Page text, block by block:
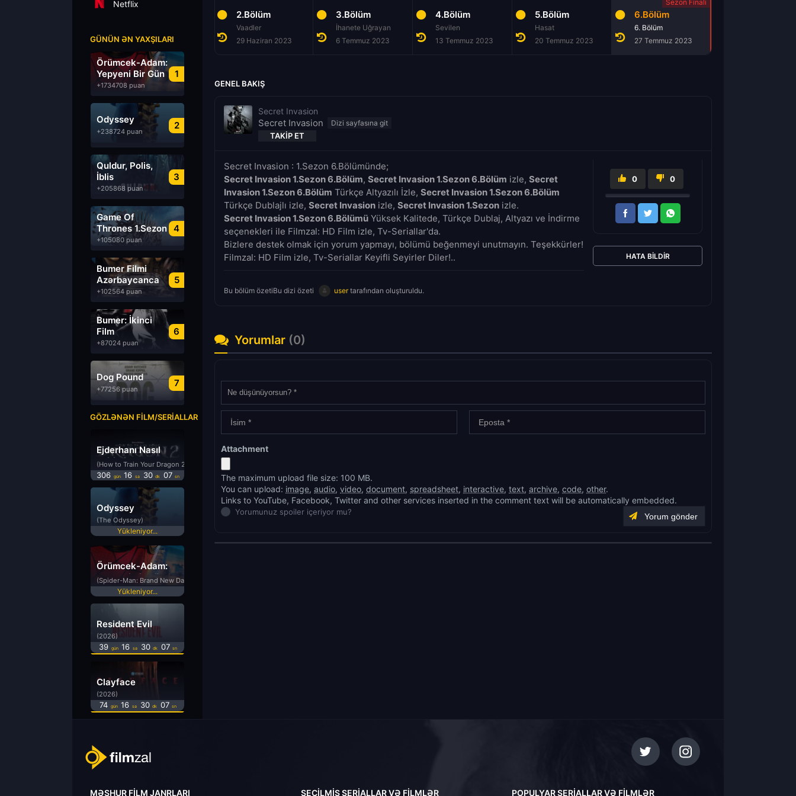
Netflix
GÜNÜN ƏN YAXŞILARI
1
Örümcek-Adam:
Yepyeni Bir Gün
+1734708 puan
2
Odyssey
+238724 puan
3
Quldur, Polis,
İblis
+205868 puan
4
Game Of
Thrones 1.Sezon
Türkçe Dublaj
izle
+105080 puan
5
Bumer Filmi
Azərbaycanca
Dublyaj izle
+102564 puan
6
Bumer: İkinci
Film
Azərbaycanca
Dublyaj izle
+87024 puan
7
Dog Pound
+77256 puan
GÖZLƏNƏN FILM/SERIALLAR
Ejderhanı Nasıl
Eğitirsin 2
(How to Train Your Dragon 2)
306 gün 16 sa 30 dk 07 sn
Odyssey
(The Odyssey)
Yükleniyor...
Örümcek-Adam:
Yepyeni Bir Gün
(Spider-Man: Brand New Day)
Yükleniyor...
Resident Evil
(2026)
39 gün 16 sa 30 dk 07 sn
Clayface
(2026)
74 gün 16 sa 30 dk 07 sn
22 Haziran 2023
2.Bölüm
Vaadler
29 Haziran 2023
3.Bölüm
İhanete Uğrayan
6 Temmuz 2023
4.Bölüm
Sevilen
13 Temmuz 2023
5.Bölüm
Hasat
20 Temmuz 2023
6.Bölüm
6. Bölüm
27 Temmuz 2023
GENEL BAKIŞ
Secret Invasion
Secret Invasion
TAKIP ET
Secret Invasion : 1.Sezon 6.Bölümünde;
Secret Invasion 1.Sezon 6.Bölüm, Secret Invasion 1.Sezon 6.Bölüm izle, Secret
Invasion 1.Sezon 6.Bölüm Türkçe Altyazılı İzle, Secret Invasion 1.Sezon 6.Bölüm
Türkçe Dublajlı izle, Secret Invasion izle, Secret Invasion 1.Sezon izle.
Secret Invasion 1.Sezon 6.Bölümü Yüksek Kalitede, Türkçe Dublaj, Altyazı ve İndirme
seçenekleri ile Filmzal: HD Film izle, Tv-Seriallar'da.
Bizlere destek olmak için yorum yapmayı, bölümü beğenmeyi unutmayın. Teşekkürler!
Filmzal: HD Film izle, Tv-Seriallar Keyifli Seyirler Diler!..
Bu bölüm özetiBu dizi özeti usertarafından oluşturuldu.
0 0
HATA BILDIR
Yorumlar (0)
Attachment
The maximum upload file size: 100 MB.
You can upload: image, audio, video, document, spreadsheet, interactive, text, archive, code, other.
Links to YouTube, Facebook, Twitter and other services inserted in the comment text will be automatically embedded.
Yorumunuz spoiler içeriyor mu?
MƏŞHUR FILM JANRLARI SEÇILMIŞ SERIALLAR VƏ FILMLƏR POPULYAR SERIALLAR VƏ FILMLƏR